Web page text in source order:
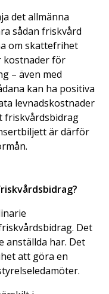
det allmänna
sådan friskvård
om skattefrihet
kostnader för
– även med
kan ha positiva
levnadskostnader
friskvårdsbidrag
är därför
Det
anställda har. Det
att göra en